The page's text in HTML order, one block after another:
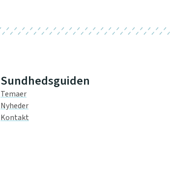
Sundhedsguiden
Temaer
Nyheder
Kontakt